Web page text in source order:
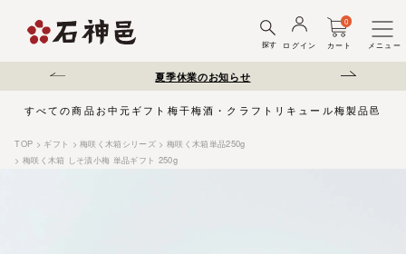
探す ログイン カート
0
メニュー
延について 夏季休業のお知らせ 弊社を装った偽
すべての商品 お中元 ギフト 梅干梅酒・クラフトリキュール梅製品邑じ
TOP ギフト 梅咲く木箱シリーズ
梅咲く木箱単品250g
梅咲く木箱 しそ漬小梅 単品ギフト 250g